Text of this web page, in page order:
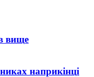
вище
наприкінці